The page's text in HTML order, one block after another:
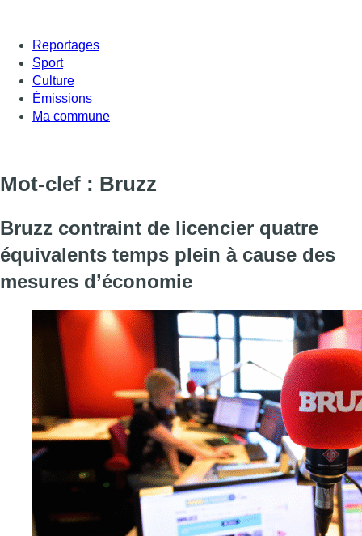
Reportages
Sport
Culture
Émissions
Ma commune
Mot-clef : Bruzz
Bruzz contraint de licencier quatre
équivalents temps plein à cause des
mesures d’économie